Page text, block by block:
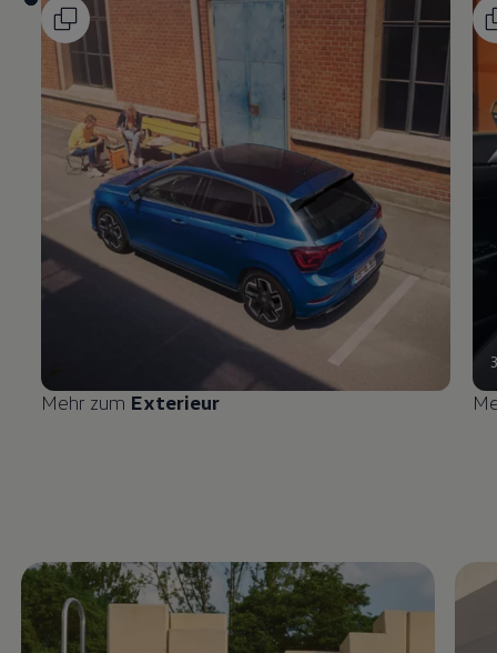
Mehr zum Exterieur
Enable fullscreen mode